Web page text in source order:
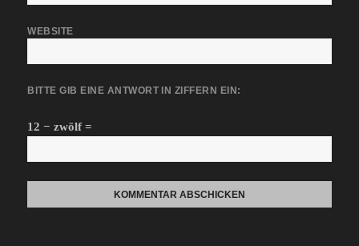
WEBSITE
BITTE GIB EINE ANTWORT IN ZIFFERN EIN:
12 − zwölf =